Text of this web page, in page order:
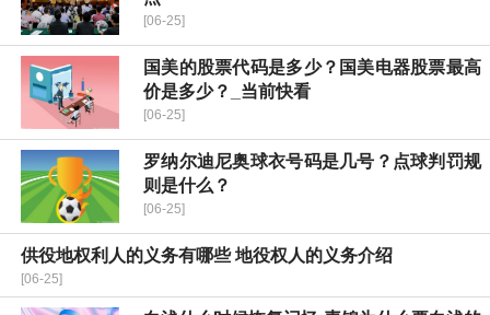
[06-25]
国美的股票代码是多少？国美电器股票最高
价是多少？_当前快看
[06-25]
罗纳尔迪尼奥球衣号码是几号？点球判罚规
则是什么？
[06-25]
供役地权利人的义务有哪些 地役权人的义务介绍
[06-25]